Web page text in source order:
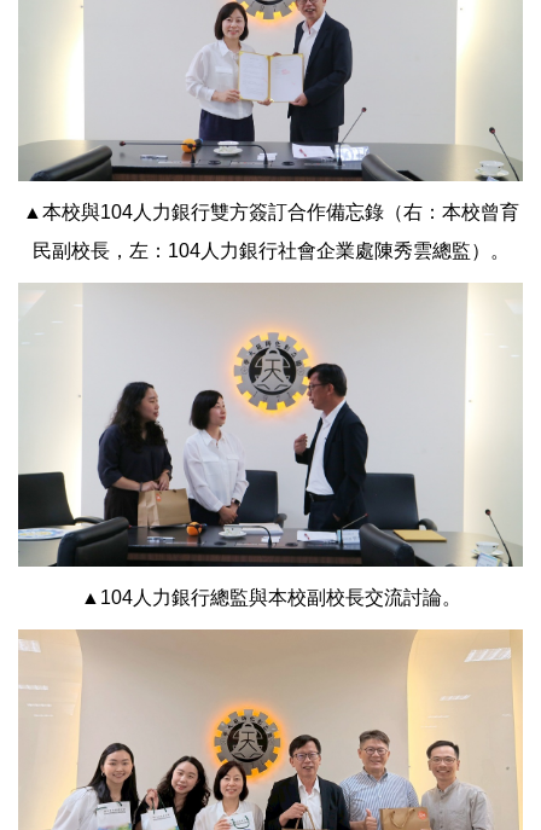
▲本校與104人力銀行雙方簽訂合作備忘錄（右：本校曾育
民副校長，左：104人力銀行社會企業處陳秀雲總監）。
▲104人力銀行總監與本校副校長交流討論。